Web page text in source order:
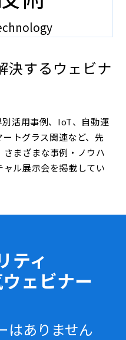
決するウェビナ
活用事例、IoT、自動運
トグラス関連など、先
まざまな事例・ノウハ
ル展示会を掲載してい
ティ
ェビナー
はありません